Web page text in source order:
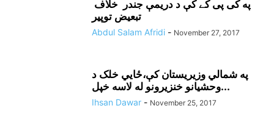
په کی پی کے کې د دريمې جندر خلاف
تبعيض توپير
Abdul Salam Afridi - November 27, 2017
په شمالي وزيريستان کې،ځايي خلک د
وحشيانو خنزيرونو له لاسه خپل...
Ihsan Dawar - November 25, 2017